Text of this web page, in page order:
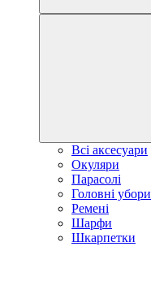
Всі аксесуари
Окуляри
Парасолі
Головні убори
Ремені
Шарфи
Шкарпетки